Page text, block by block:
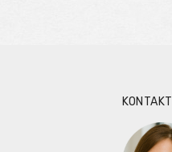
KONTAKT